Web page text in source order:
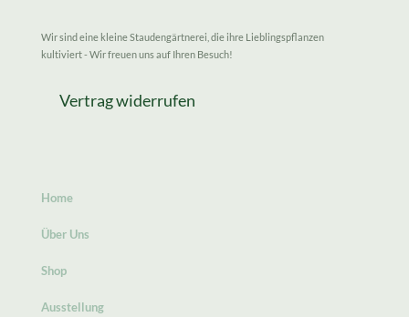
Wir sind eine kleine Staudengärtnerei, die ihre Lieblingspflanzen
kultiviert - Wir freuen uns auf Ihren Besuch!
Vertrag widerrufen
Home
Über Uns
Shop
Ausstellung